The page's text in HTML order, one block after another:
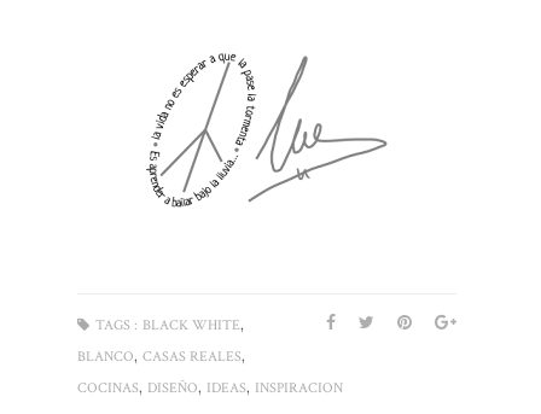
TAGS : BLACK WHITE,
BLANCO, CASAS REALES,
COCINAS, DISEÑO, IDEAS, INSPIRACION